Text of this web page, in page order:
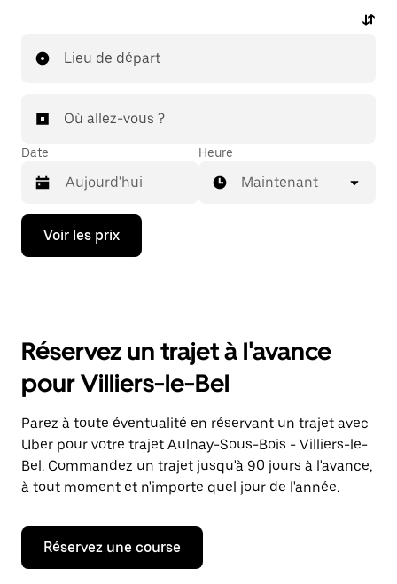
Lieu de départ
Où allez-vous ?
Date
Appuyez
la
ouvrir
calendrier
et
sélectionner
une
date.
Appuyez
sur
la
Échap
pour
fermer
Heure
Maintenant
Voir les prix
Réservez un trajet à l'avance
pour Villiers-le-Bel
Parez à toute éventualité en réservant un trajet avec
Uber pour votre trajet Aulnay-Sous-Bois - Villiers-le-
Bel. Commandez un trajet jusqu'à 90 jours à l'avance,
à tout moment et n'importe quel jour de l'année.
Réservez une course